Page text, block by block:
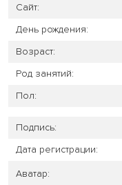
Сайт:
День рождения:
Возраст:
Род занятий:
Пол:
Подпись:
Дата регистрации:
Аватар: